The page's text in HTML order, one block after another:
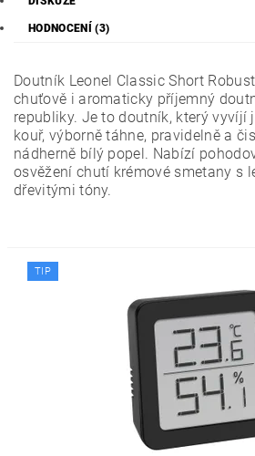
HODNOCENÍ (3)
Doutník Leonel Classic Short
chuťově i aromaticky příjemný
republiky. Je to doutník, který vyvíjí
kouř, výborně táhne, pravidelně a
nádherně bílý popel. Nabízí
osvěžení chutí krémové smetany s
dřevitými tóny.
TIP